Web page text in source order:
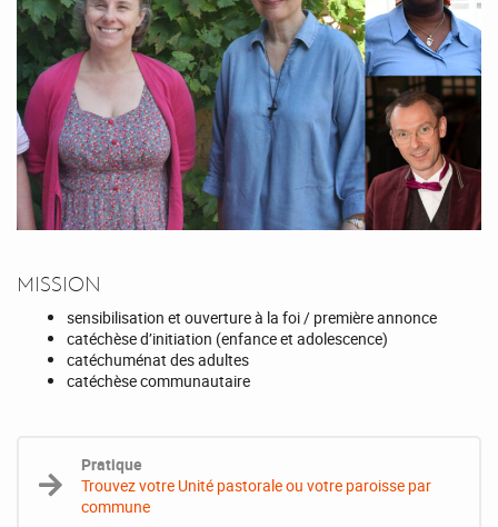
MISSION
sensibilisation et ouverture à la foi / première annonce
catéchèse d’initiation (enfance et adolescence)
catéchuménat des adultes
catéchèse communautaire
Pratique
Trouvez votre Unité pastorale ou votre paroisse par
commune